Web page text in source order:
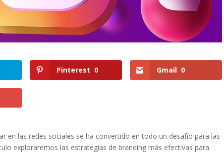
Pinterest 0 Gmail 0
en las ⁤redes sociales ‌se‌ ha convertido‍ en todo un desafío para las
⁣exploraremos‌ las estrategias⁣ de branding más ‍efectivas para